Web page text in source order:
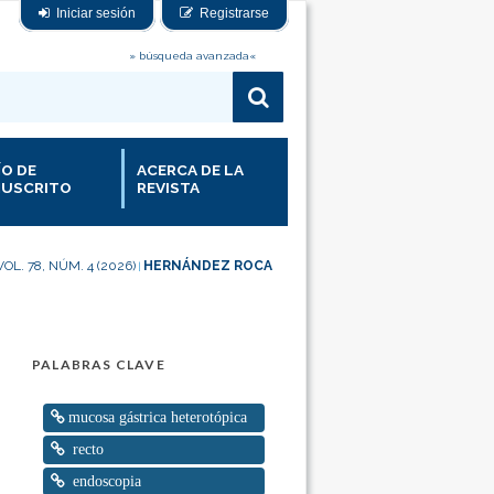
Iniciar sesión Registrarse
» búsqueda avanzada«
DE
ACERCA DE LA
REVISTA
78, NÚM. 4 (2026) HERNÁNDEZ ROCA
PALABRAS CLAVE
mucosa gástrica heterotópica
recto
endoscopia